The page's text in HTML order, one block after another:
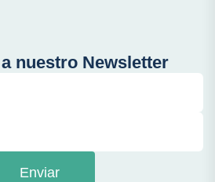
nuestro Newsletter
Enviar